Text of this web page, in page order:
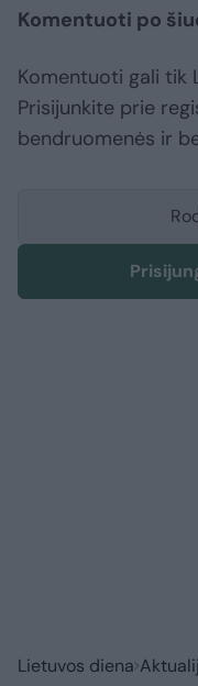
Komentuoti po
Komentuoti gali
Prisijunkite prie
bendruomenės ir
Lietuvos diena